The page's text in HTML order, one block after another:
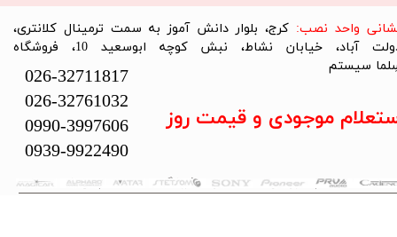
تمام حقوق این سایت متعلق به فروشگاه سلما سیستم می‌باشد.
واحد نصب: کرج، بلوار دانش آموز به سمت ترمینال کلانتری،
دولت آباد، خیابان نشاط، نبش کوچه ابوسعید 10، فروشگاه
سیستم​​​​​​​
026-32711817
026-32761032
0990-3997606
0939-9922490
موجودی و قیمت روز